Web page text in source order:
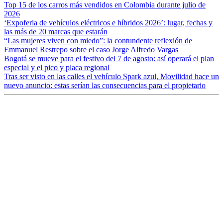
Top 15 de los carros más vendidos en Colombia durante julio de
2026
‘Expoferia de vehículos eléctricos e híbridos 2026’: lugar, fechas y
las más de 20 marcas que estarán
“Las mujeres viven con miedo”: la contundente reflexión de
Emmanuel Restrepo sobre el caso Jorge Alfredo Vargas
Bogotá se mueve para el festivo del 7 de agosto: así operará el plan
especial y el pico y placa regional
Tras ser visto en las calles el vehículo Spark azul, Movilidad hace un
nuevo anuncio: estas serían las consecuencias para el propietario